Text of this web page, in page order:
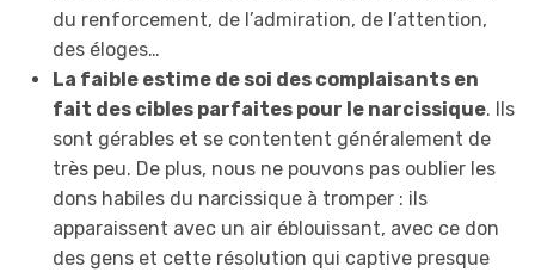
du renforcement, de l’admiration, de l’attention,
des éloges…
La faible estime de soi des complaisants en
fait des cibles parfaites pour le narcissique. Ils
sont gérables et se contentent généralement de
très peu. De plus, nous ne pouvons pas oublier les
dons habiles du narcissique à tromper : ils
apparaissent avec un air éblouissant, avec ce don
des gens et cette résolution qui captive presque